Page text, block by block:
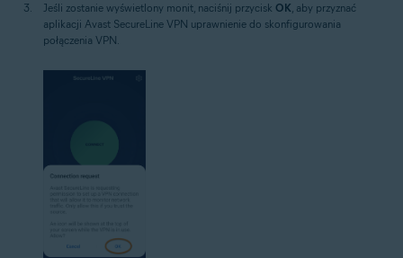
Jeśli zostanie wyświetlony monit, naciśnij przycisk OK, aby przyznać
aplikacji Avast SecureLine VPN uprawnienie do skonfigurowania
połączenia VPN.